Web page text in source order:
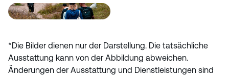
*Die Bilder dienen nur der Darstellung. Die tatsächliche
Ausstattung kann von der Abbildung abweichen.
Änderungen der Ausstattung und Dienstleistungen sind